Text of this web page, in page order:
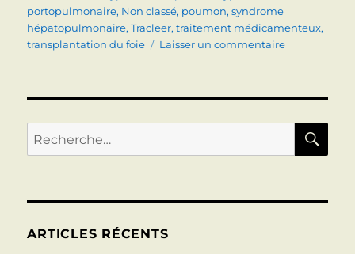
portopulmonaire, Non classé, poumon,syndrome
hépatopulmonaire,Tracleer,traitement médicamenteux,
transplantation du foie
Laisser un commentairesur
Syndrome
Recherche
pour :
ARTICLES RÉCENTS